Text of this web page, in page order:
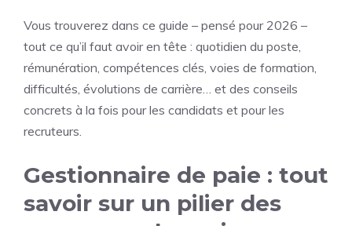
Vous trouverez dans ce guide – pensé pour 2026 –
tout ce qu’il faut avoir en tête : quotidien du poste,
rémunération, compétences clés, voies de formation,
difficultés, évolutions de carrière… et des conseils
concrets à la fois pour les candidats et pour les
recruteurs.
Gestionnaire de paie : tout
savoir sur un pilier des